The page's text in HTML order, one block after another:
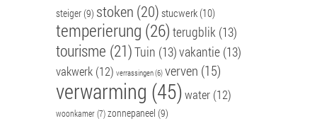
steiger (9) stoken (20) stucwerk (10)
temperierung (26) terugblik (13)
tourisme (21)Tuin (13)vakantie (13)
vakwerk (12) verrassingen(6) verven (15)
verwarming (45) water (12)
woonkamer (7) zonnepaneel (9)